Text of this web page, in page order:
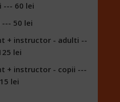
--- 60 lei
--- 50 lei
+ instructor - adulti --
lei
+ instructor - copii ---
lei